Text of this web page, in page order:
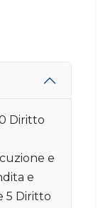
Diritto
e
e
5 Diritto